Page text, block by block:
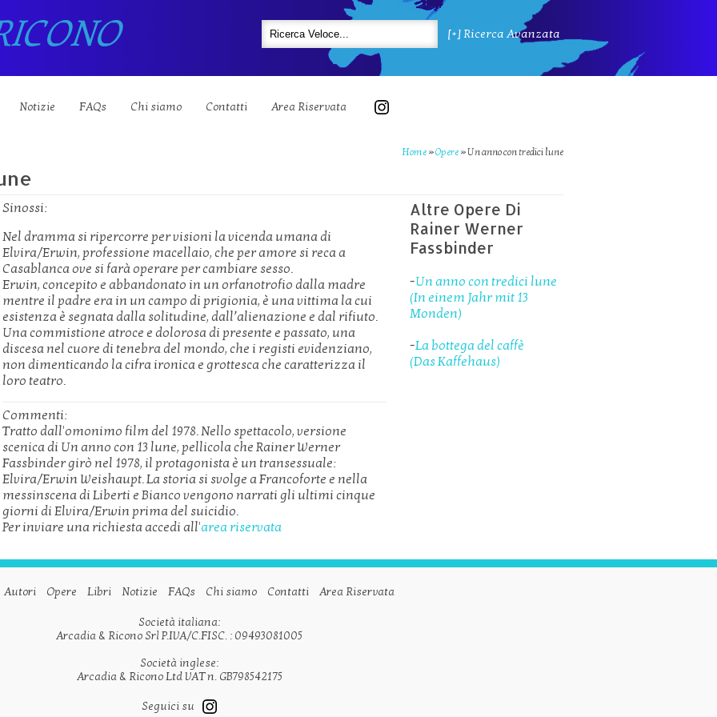
[+] Ricerca Avanzata
Notizie FAQs Chi siamo Contatti Area Riservata
Home »Opere »Un anno con tredici lune
Sinossi:
Nel dramma si ripercorre per visioni la vicenda umana di
Elvira/Erwin, professione macellaio, che per amore si reca a
Casablanca ove si farà operare per cambiare sesso.
Erwin, concepito e abbandonato in un orfanotrofio dalla madre
mentre il padre era in un campo di prigionia, è una vittima la cui
esistenza è segnata dalla solitudine, dall’alienazione e dal rifiuto.
Una commistione atroce e dolorosa di presente e passato, una
discesa nel cuore di tenebra del mondo, che i registi evidenziano,
non dimenticando la cifra ironica e grottesca che caratterizza il
loro teatro.
Commenti:
Tratto dall'omonimo film del 1978. Nello spettacolo, versione
scenica di Un anno con 13 lune, pellicola che Rainer Werner
Fassbinder girò nel 1978, il protagonista è un transessuale:
Elvira/Erwin Weishaupt. La storia si svolge a Francoforte e nella
messinscena di Liberti e Bianco vengono narrati gli ultimi cinque
giorni di Elvira/Erwin prima del suicidio.
Per inviare una richiesta accedi all'area riservata
Altre Opere Di
Rainer Werner
Fassbinder
-Un anno con tredici lune
(In einem Jahr mit 13
Monden)
-La bottega del caffè
(Das Kaffehaus)
Autori Opere Libri Notizie FAQs Chi siamo Contatti Area Riservata
Società italiana:
Arcadia & Ricono Srl P.IVA/C.FISC. : 09493081005
Società inglese:
Arcadia & Ricono Ltd VAT n. GB798542175
Seguici su